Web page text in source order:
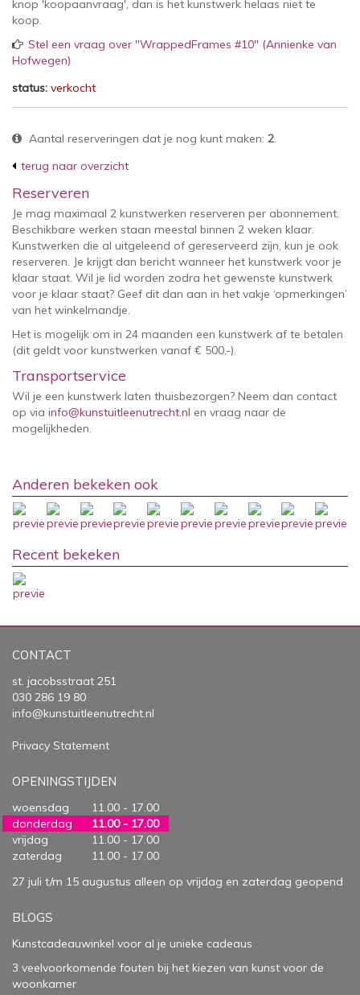
knop 'koopaanvraag', dan is het kunstwerk helaas niet te
koop.
Stel een vraag over "WrappedFrames #10" (Annienke van
Hofwegen)
status: verkocht
Aantal reserveringen dat je nog kunt maken: 2.
terug naar overzicht
Reserveren
Je mag maximaal 2 kunstwerken reserveren per abonnement.
Beschikbare werken staan meestal binnen 2 weken klaar.
Kunstwerken die al uitgeleend of gereserveerd zijn, kun je ook
reserveren. Je krijgt dan bericht wanneer het kunstwerk voor je
klaar staat. Wil je lid worden zodra het gewenste kunstwerk
voor je klaar staat? Geef dit dan aan in het vakje ‘opmerkingen’
van het winkelmandje.
Het is mogelijk om in 24 maanden een kunstwerk af te betalen
(dit geldt voor kunstwerken vanaf € 500,-).
Transportservice
Wil je een kunstwerk laten thuisbezorgen? Neem dan contact
op via info@kunstuitleenutrecht.nl en vraag naar de
mogelijkheden.
Anderen bekeken ook
Recent bekeken
CONTACT
st. jacobsstraat 251
030 286 19 80
info@kunstuitleenutrecht.nl
Privacy Statement
OPENINGSTIJDEN
woensdag
11.00 - 17.00
donderdag
11.00 - 17.00
vrijdag
11.00 - 17.00
zaterdag
11.00 - 17.00
27 juli t/m 15 augustus alleen op vrijdag en zaterdag geopend
BLOGS
Kunstcadeauwinkel voor al je unieke cadeaus
3 veelvoorkomende fouten bij het kiezen van kunst voor de
woonkamer